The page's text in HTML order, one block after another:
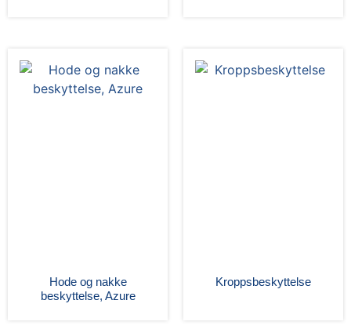
Hode og nakke
beskyttelse, Azure
Kroppsbeskyttelse